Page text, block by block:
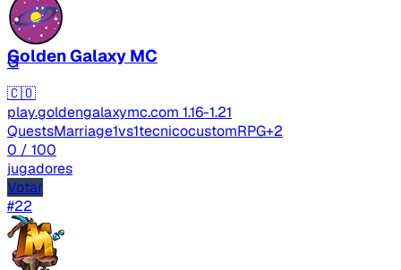
G
Golden Galaxy MC
🇨🇴
play.goldengalaxymc.com 1.16-1.21
QuestsMarriage1vs1tecnicocustomRPG+2
0 / 100
jugadores
Votar
#22